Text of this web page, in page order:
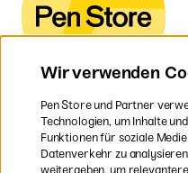
Wir verwenden
Pen Store und Partner
Technologien, um Inhalte
Funktionen für soziale
Datenverkehr zu
weitergeben, um